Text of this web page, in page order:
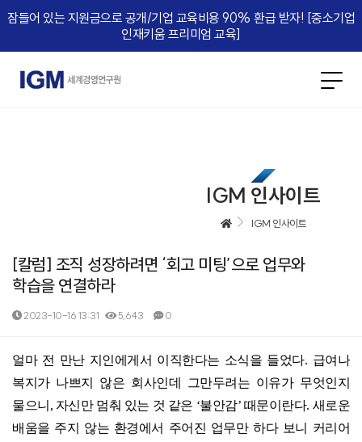
잠들어 있는 지원금으로 공개/기업 교육비용 90% 환급 받자! [중소기업
인재키움 프리미엄 교육]​
IGM 인사이트
IGM 인사이트
[칼럼] 조직 성장하려면 ‘회고 미팅’으로 업무와
학습을 연결하라
2023-10-16 13:31 5,643 0
본문
얼마 전 만난 지인에게서 이직한다는 소식을 들었다. 급여나
복지가 나쁘지 않은 회사인데 그만두려는 이유가 무엇인지
물으니 , 자신만 멈춰 있는 것 같은 ‘불안감’ 때문이란다. 새로운
배움을 주지 않는 환경에서 주어진 업무만 하다 보니 커리어